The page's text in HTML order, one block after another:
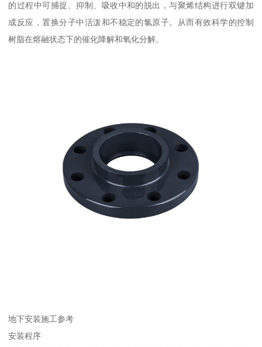
的过程中可捕捉、抑制、吸收中和的脱出，与聚烯结构进行双键加
成反应，置换分子中活泼和不稳定的氯原子。从而有效科学的控制
树脂在熔融状态下的催化降解和氧化分解。
地下安装施工参考
安装程序